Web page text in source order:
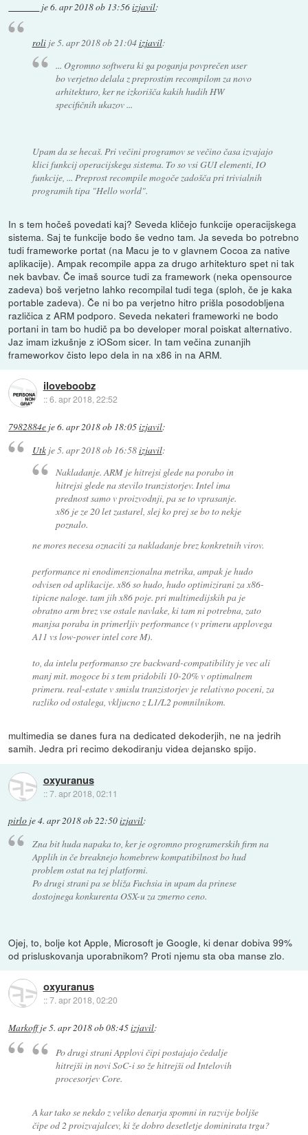
je6. apr 2018 ob 13:56izjavil:
rolije5. apr 2018 ob 21:04izjavil:
... Ogromno softwera ki ga poganja povprečen user
bo verjetno delala z preprostim recompilom za novo
arhitekturo, ker ne izkorišča kakih hudih HW
specifičnih ukazov ...
Upam da se hecaš. Pri večini programov se večino časa izvajajo
klici funkcij operacijskega sistema. To so vsi GUI elementi, IO
funkcije, ... Preprost recompile mogoče zadošča pri trivialnih
programih tipa "Hello world".
In s tem hočeš povedati kaj? Seveda kličejo funkcije operacijskega
sistema. Saj te funkcije bodo še vedno tam. Ja seveda bo potrebno
tudi frameworke portat (na Macu je to v glavnem Cocoa za native
aplikacije). Ampak recompile appa za drugo arhitekturo spet ni tak
nek bavbav. Če imaš source tudi za framework (neka opensource
zadeva) boš verjetno lahko recompilal tudi tega (sploh, če je kaka
portable zadeva). Če ni bo pa verjetno hitro prišla posodobljena
različica z ARM podporo. Seveda nekateri frameworki ne bodo
portani in tam bo hudič pa bo developer moral poiskat alternativo.
Jaz imam izkušnje z iOSom sicer. In tam večina zunanjih
frameworkov čisto lepo dela in na x86 in na ARM.
iloveboobz
::6. apr 2018, 22:52
7982884e je6. apr 2018 ob 18:05izjavil:
Utkje5. apr 2018 ob 16:58izjavil:
Nakladanje. ARM je hitrejsi glede na porabo in
hitrejsi glede na stevilo tranzistorjev. Intel ima
prednost samo v proizvodnji, pa se to vprasanje.
x86 je ze 20 let zastarel, slej ko prej se bo to nekje
poznalo.
ne mores necesa oznaciti za nakladanje brez konkretnih virov.
performance ni enodimenzionalna metrika, ampak je hudo
odvisen od aplikacije. x86 so hudo, hudo optimizirani za x86-
tipicne naloge. tam jih x86 poje. pri multimedijskih pa je
obratno arm brez vse ostale navlake, ki tam ni potrebna, zato
manjsa poraba in primerljiv performance (v primeru applovega
A11 vs low-power intel core M).
to, da intelu performanso zre backward-compatibility je vec ali
manj mit. mogoce bi s tem pridobili 10-20% v optimalnem
primeru. real-estate v smislu tranzistorjev je relativno poceni, za
razliko od ostalega, vkljucno z L1/L2 pomnilnikom.
multimedia se danes fura na dedicated dekoderjih, ne na jedrih
samih. Jedra pri recimo dekodiranju videa dejansko spijo.
oxyuranus
::7. apr 2018, 02:11
pirlo je4. apr 2018 ob 22:50izjavil:
Zna bit huda napaka to, ker je ogromno programerskih firm na
Applih in če breaknejo homebrew kompatibilnost bo hud
problem ostat na tej platformi.
Po drugi strani pa se bliža Fuchsia in upam da prinese
dostojnega konkurenta OSX-u za zmerno ceno.
Ojej, to, bolje kot Apple, Microsoft je Google, ki denar dobiva 99%
od prisluskovanja uporabnikom? Proti njemu sta oba manse zlo.
oxyuranus
::7. apr 2018, 02:20
Markoffje5. apr 2018 ob 08:45izjavil:
Po drugi strani Applovi čipi postajajo čedalje
hitrejši in novi SoC-i so že hitrejši od Intelovih
procesorjev Core.
A kar tako se nekdo z veliko denarja spomni in razvije boljše
čipe od 2 proizvajalcev, ki že dobro desetletje dominirata trgu?